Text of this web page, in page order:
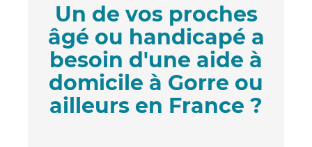
Un de vos proches
âgé ou handicapé a
besoin d'une aide à
domicile à Gorre ou
ailleurs en France ?